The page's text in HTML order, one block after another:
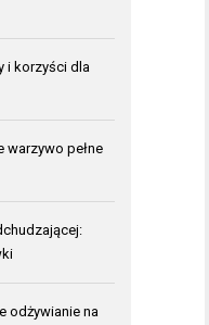
i korzyści dla
warzywo pełne
odżywianie na